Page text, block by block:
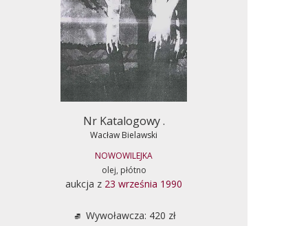
Nr Katalogowy .
Wacław Bielawski
NOWOWILEJKA
olej, płótno
aukcja z 23 września 1990
Wywoławcza: 420 zł